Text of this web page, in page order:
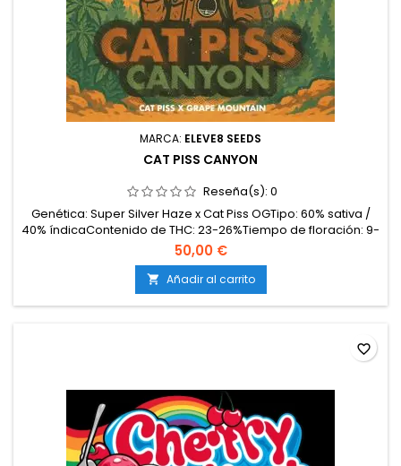
MARCA: ELEVE8 SEEDS
CAT PISS CANYON
Reseña(s): 0
Genética: Super Silver Haze x Cat Piss OGTipo: 60% sativa /
40% índicaContenido de THC: 23-26%Tiempo de floración: 9-
10 semanas en interiorCosecha en exterior: Mediados de
octubreProducción en interior: 500-550 g/m²Producción en
exterior: más de 700 g/plantaAltura: 120-160 cm en interior;
hasta 250 cm en exteriorAromas y sabores:...
50,00 €
 Añadir al carrito
favorite_border